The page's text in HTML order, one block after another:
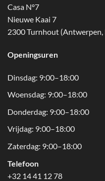
Casa N°7
Nieuwe Kaai 7
2300 Turnhout (Antwerpen,
Openingsuren
Dinsdag: 9:00–18:00
Woensdag: 9:00–18:00
Donderdag: 9:00–18:00
Vrijdag: 9:00–18:00
Zaterdag: 9:00–18:00
Telefoon
+32 14 41 12 78